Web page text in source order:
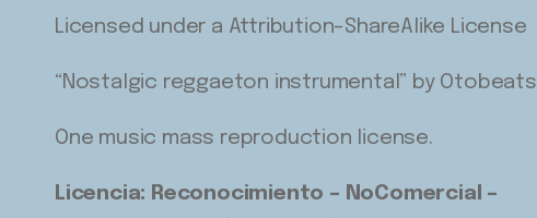
Licensed under a Attribution-ShareAlike License
“Nostalgic reggaeton instrumental” by Otobeats
One music mass reproduction license.
Licencia: Reconocimiento – NoComercial –